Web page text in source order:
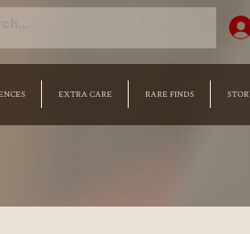
EXTRA CARE RARE FINDS